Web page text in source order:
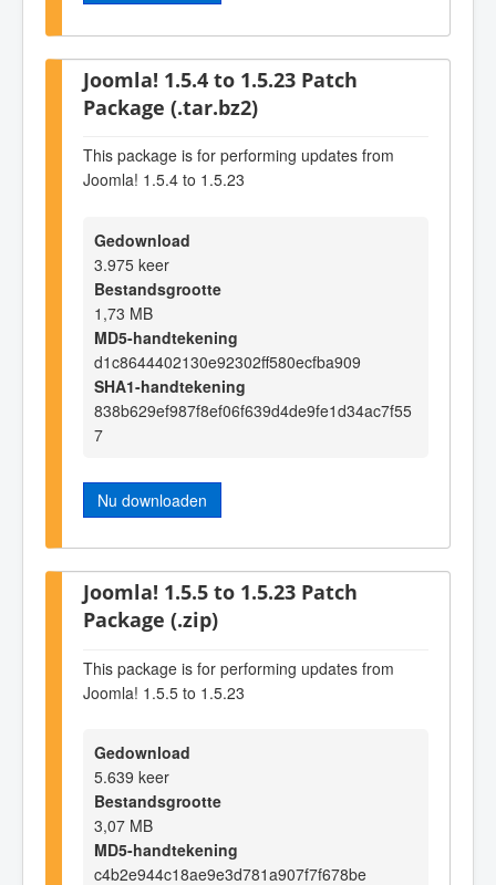
Joomla! 1.5.4 to 1.5.23 Patch
Package (.tar.bz2)
This package is for performing updates from
Joomla! 1.5.4 to 1.5.23
Gedownload
3.975 keer
Bestandsgrootte
1,73 MB
MD5-handtekening
d1c8644402130e92302ff580ecfba909
SHA1-handtekening
838b629ef987f8ef06f639d4de9fe1d34ac7f55
7
Nu downloaden
Joomla! 1.5.5 to 1.5.23 Patch
Package (.zip)
This package is for performing updates from
Joomla! 1.5.5 to 1.5.23
Gedownload
5.639 keer
Bestandsgrootte
3,07 MB
MD5-handtekening
c4b2e944c18ae9e3d781a907f7f678be